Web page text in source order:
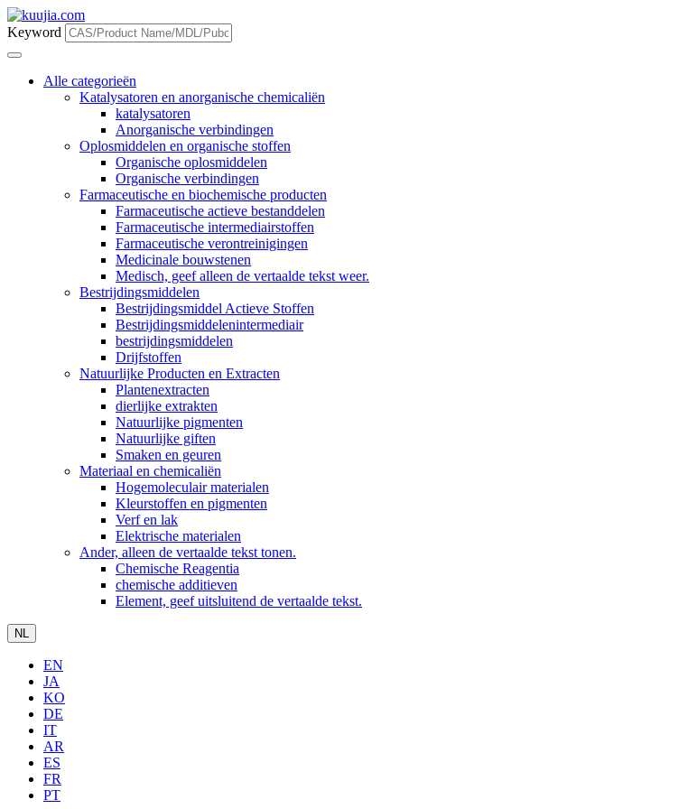
Keyword
Alle categorieën
Katalysatoren en anorganische chemicaliën
katalysatoren
Anorganische verbindingen
Oplosmiddelen en organische stoffen
Organische oplosmiddelen
Organische verbindingen
Farmaceutische en biochemische producten
Farmaceutische actieve bestanddelen
Farmaceutische intermediairstoffen
Farmaceutische verontreinigingen
Medicinale bouwstenen
Medisch, geef alleen de vertaalde tekst weer.
Bestrijdingsmiddelen
Bestrijdingsmiddel Actieve Stoffen
Bestrijdingsmiddelenintermediair
bestrijdingsmiddelen
Drijfstoffen
Natuurlijke Producten en Extracten
Plantenextracten
dierlijke extrakten
Natuurlijke pigmenten
Natuurlijke giften
Smaken en geuren
Materiaal en chemicaliën
Hogemoleculair materialen
Kleurstoffen en pigmenten
Verf en lak
Elektrische materialen
Ander, alleen de vertaalde tekst tonen.
Chemische Reagentia
chemische additieven
Element, geef uitsluitend de vertaalde tekst.
NL
EN
JA
KO
DE
IT
AR
ES
FR
PT